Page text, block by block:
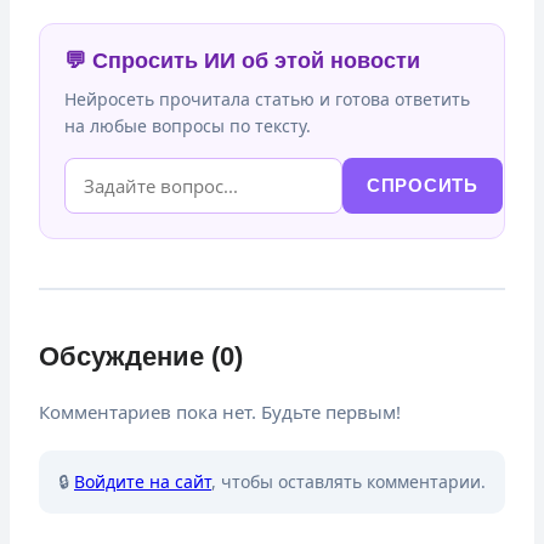
💬 Спросить ИИ об этой новости
Нейросеть прочитала статью и готова ответить
на любые вопросы по тексту.
СПРОСИТЬ
Обсуждение (0)
Комментариев пока нет. Будьте первым!
🔒 Войдите на сайт, чтобы оставлять комментарии.